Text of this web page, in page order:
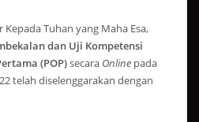
Tuhan yang Maha Esa,
dan Uji Kompetensi
(POP)secara Onlinepada
telah diselenggarakan dengan